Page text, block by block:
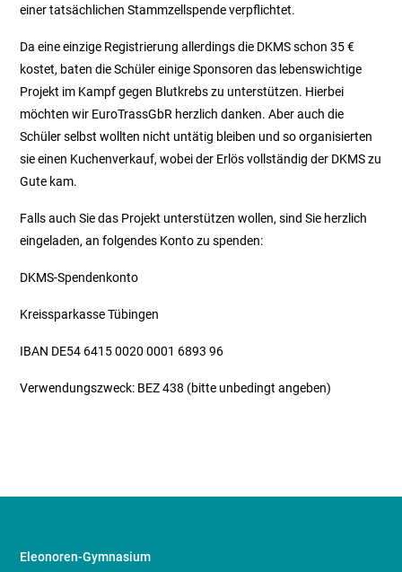
einer tatsächlichen Stammzellspende verpflichtet.
Da eine einzige Registrierung allerdings die DKMS schon 35 €
kostet, baten die Schüler einige Sponsoren das lebenswichtige
Projekt im Kampf gegen Blutkrebs zu unterstützen. Hierbei
möchten wir EuroTrassGbR herzlich danken. Aber auch die
Schüler selbst wollten nicht untätig bleiben und so organisierten
sie einen Kuchenverkauf, wobei der Erlös vollständig der DKMS zu
Gute kam.
Falls auch Sie das Projekt unterstützen wollen, sind Sie herzlich
eingeladen, an folgendes Konto zu spenden:
DKMS-Spendenkonto
Kreissparkasse Tübingen
IBAN DE54 6415 0020 0001 6893 96
Verwendungszweck: BEZ 438 (bitte unbedingt angeben)
Eleonoren-Gymnasium